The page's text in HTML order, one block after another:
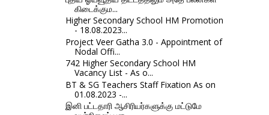
கிடைக்கும...
Higher Secondary School HM Promotion
- 18.08.2023...
Project Veer Gatha 3.0 - Appointment of
Nodal Offi...
742 Higher Secondary School HM
Vacancy List - As o...
BT & SG Teachers Staff Fixation As on
01.08.2023 -...
இனி பட்டதாரி ஆசிரியர்களுக்கு மட்டுமே